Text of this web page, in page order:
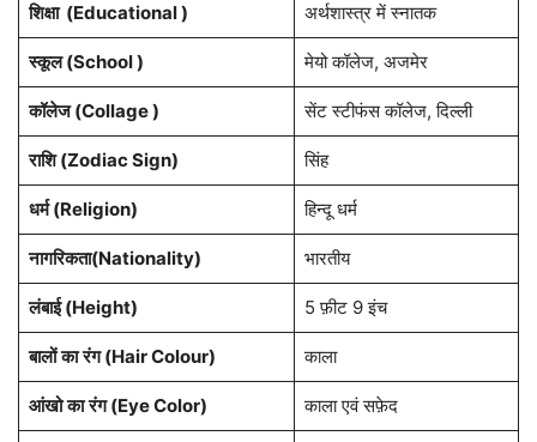
शिक्षा (Educational ) अर्थशास्त्र में स्नातक
स्कूल (School ) मेयो कॉलेज, अजमेर
कॉलेज (Collage ) सेंट स्टीफंस कॉलेज, दिल्ली
राशि (Zodiac Sign) सिंह
धर्म (Religion) हिन्दू धर्म
नागरिकता(Nationality) भारतीय
लंबाई (Height) 5 फ़ीट 9 इंच
बालों का रंग (Hair Colour) काला
आंखो का रंग (Eye Color) काला एवं सफ़ेद